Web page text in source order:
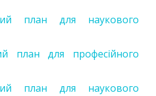
план для наукового
план для професійного
план для наукового